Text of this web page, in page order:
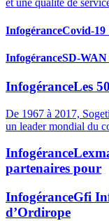
et une qualité de
InfogéranceCovid-19
InfogéranceSD-WAN
InfogéranceLes
De 1967 à 2017,
un leader mondial du
Infogérance
partenaires pour
InfogéranceGfi
d’Ordirope